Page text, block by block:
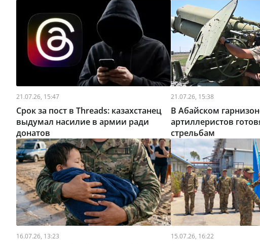
21.07.26, 15:47
Срок за пост в Threads: казахстанец
выдумал насилие в армии ради
донатов
21.07.26, 15:38
В Абайском
артиллеристов
стрельбам
16.07.26, 13:23 15.07.26, 16:22